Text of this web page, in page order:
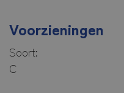
Voorzieningen
Soort:
C